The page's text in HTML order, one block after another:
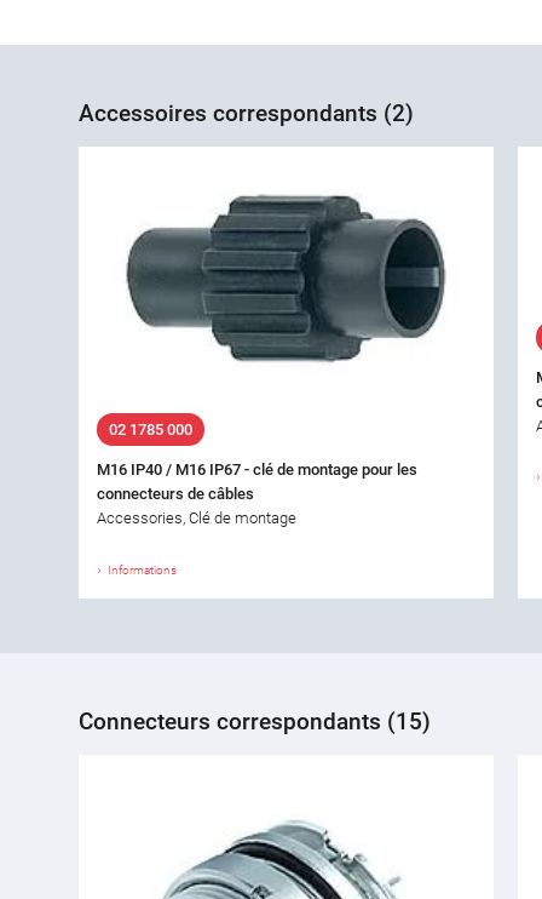
Accessoires correspondants (2)
02 1785 000
M16 IP40 / M16 IP67 - clé de montage pour les
connecteurs de câbles
Accessories, Clé de montage
Informations
Connecteurs correspondants (15)